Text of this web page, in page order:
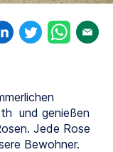
und genießen
Jede Rose
Bewohner.